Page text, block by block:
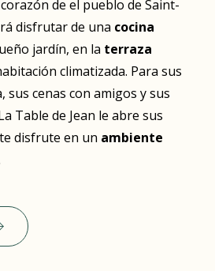
de el pueblo de Saint-
disfrutar de una cocina
jardín, en la terraza
climatizada. Para sus
sus cenas con amigos y sus
Table de Jean le abre sus
disfrute en un ambiente